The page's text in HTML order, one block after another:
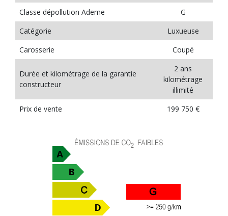
Classe dépollution Ademe
G
Catégorie
Luxueuse
Carosserie
Coupé
Durée et kilométrage de la garantie
constructeur
2 ans
kilométrage
illimité
Prix de vente
199 750 €